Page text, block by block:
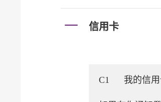
信用卡
C1 我的信